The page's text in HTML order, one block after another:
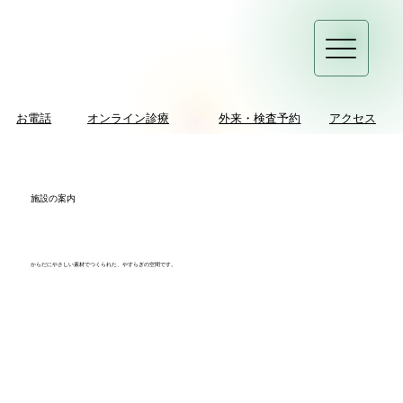
お電話 オンライン診療 外来・検査予約 アクセス
​施設の案内
からだにやさしい素材でつくられた、やすらぎの空間です。